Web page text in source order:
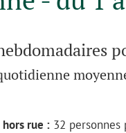
hors rue : 32 personnes